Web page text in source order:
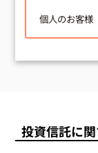
個人のお客様
投資信託に